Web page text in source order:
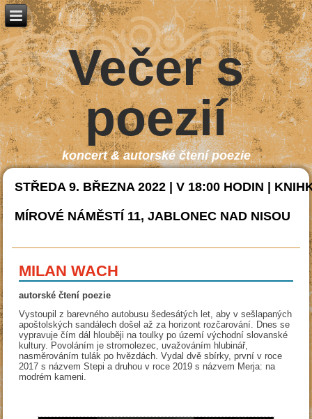
Večer s
poezií
koncert & autorské čtení poezie
STŘEDA 9. BŘEZNA 2022 | V 18:00 HODIN |
MÍROVÉ NÁMĚSTÍ 11, JABLONEC NAD NISOU
MILAN WACH
autorské čtení poezie
Vystoupil z barevného autobusu šedesátých let, aby v sešlapaných
apoštolských sandálech došel až za horizont rozčarování. Dnes se
vypravuje čím dál hlouběji na toulky po území východní slovanské
kultury. Povoláním je stromolezec, uvažováním hlubinář,
nasměrováním tulák po hvězdách. Vydal dvě sbírky, první v roce
2017 s názvem Stepi a druhou v roce 2019 s názvem Merja: na
modrém kameni.